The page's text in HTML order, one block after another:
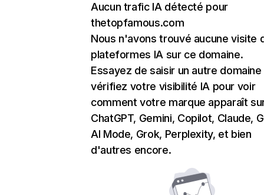
Aucun trafic IA détecté pour
thetopfamous.com
Nous n'avons trouvé aucune visite
plateformes IA sur ce domaine.
Essayez de saisir un autre domaine
vérifiez votre visibilité IA pour voir
comment votre marque apparaît
ChatGPT, Gemini, Copilot, Claude,
AI Mode, Grok, Perplexity, et bien
d'autres encore.